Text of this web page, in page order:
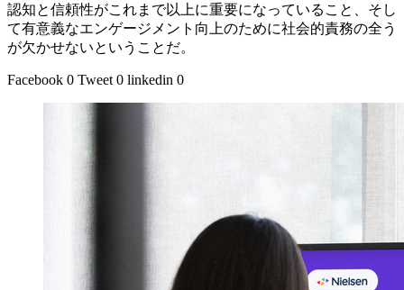
認知と信頼性がこれまで以上に重要になっていること、そし
て有意義なエンゲージメント向上のために社会的責務の全う
が欠かせないということだ。
Facebook 0 Tweet 0 linkedin 0